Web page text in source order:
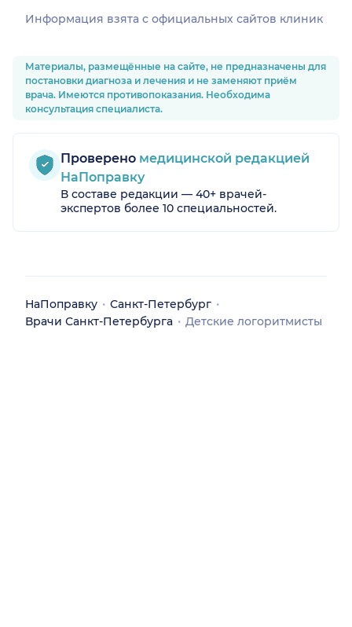
Информация взята c официальных сайтов клиник
Материалы, размещённые на сайте, не предназначены для
постановки диагноза и лечения и не заменяют приём
врача. Имеются противопоказания. Необходима
консультация специалиста.
Проверено медицинской редакцией
НаПоправку
В составе редакции — 40+ врачей-
экспертов более 10 специальностей.
НаПоправку
Санкт-Петербург
Врачи Санкт-Петербурга
Детские логоритмисты